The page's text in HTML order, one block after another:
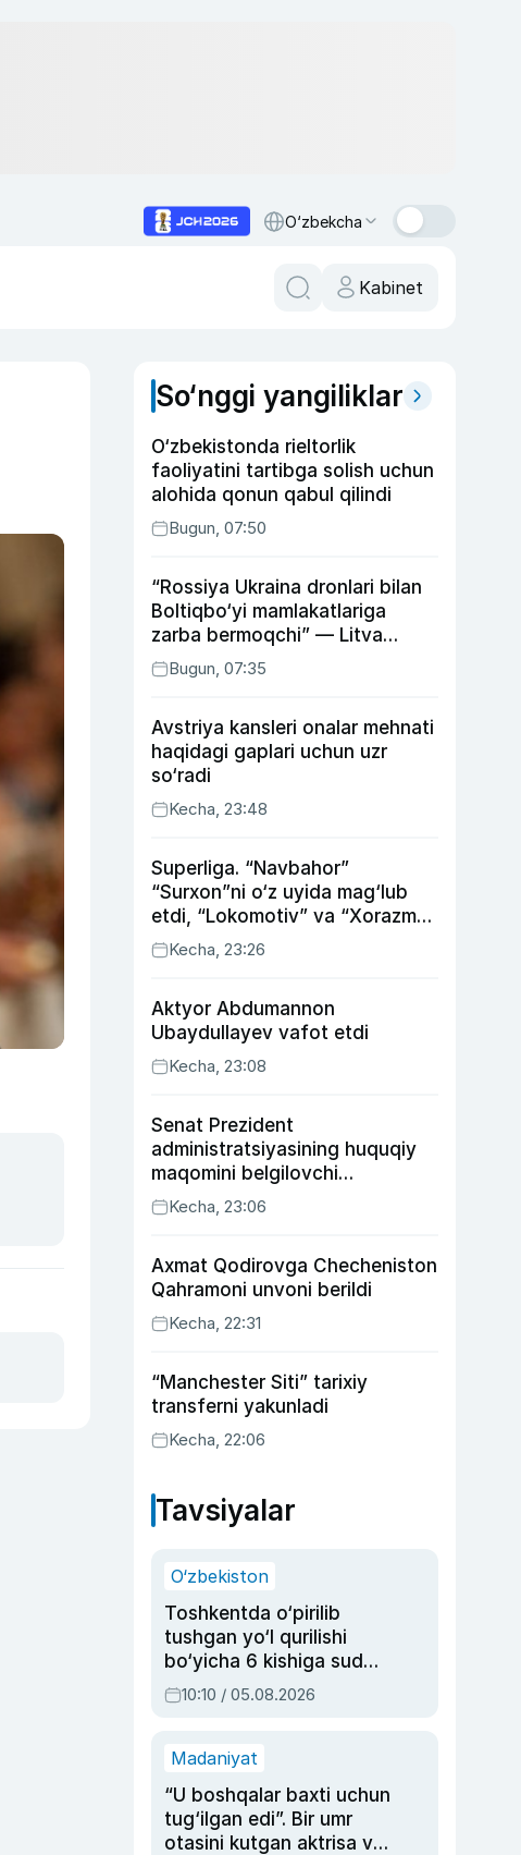
O‘zbekcha
Kabinet
So‘nggi yangiliklar
O‘zbekistonda rieltorlik
faoliyatini tartibga solish uchun
alohida qonun qabul qilindi
Bugun, 07:50
“Rossiya Ukraina dronlari bilan
Boltiqbo‘yi mamlakatlariga
zarba bermoqchi” — Litva
mudofaa vaziri
Bugun, 07:35
Avstriya kansleri onalar mehnati
haqidagi gaplari uchun uzr
so‘radi
Kecha, 23:48
Superliga. “Navbahor”
“Surxon”ni o‘z uyida mag‘lub
etdi, “Lokomotiv” va “Xorazm”
uyda g‘alaba qozondi
Kecha, 23:26
Aktyor Abdu­mannon
Ubaydullayev vafot etdi
Kecha, 23:08
Senat Prezident
administratsiyasining huquqiy
maqomini belgilovchi
konstitutsiyaviy qonunni
ma’qulladi
Kecha, 23:06
Axmat Qodirovga Checheniston
Qahramoni unvoni berildi
Kecha, 22:31
“Manchester Siti” tarixiy
transferni yakunladi
Kecha, 22:06
Tavsiyalar
O‘zbekiston
Toshkentda o‘pirilib
tushgan yo‘l qurilishi
bo‘yicha 6 kishiga sud
hukmi o‘qildi
10:10 / 05.08.2026
Madaniyat
“U boshqalar baxti uchun
tug‘ilgan edi”. Bir umr
otasini kutgan aktrisa va